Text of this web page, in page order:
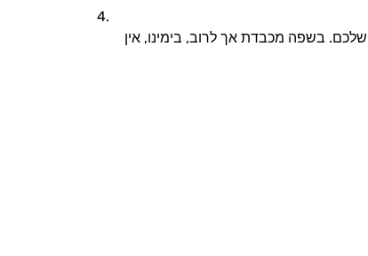
בשפה מכבדת אך לרוב, בימינו, אין